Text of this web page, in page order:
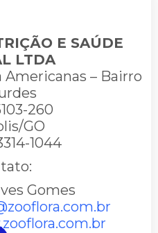
E SAÚDE
LTDA
Americanas – Bairro
260
GO
1044
Gomes